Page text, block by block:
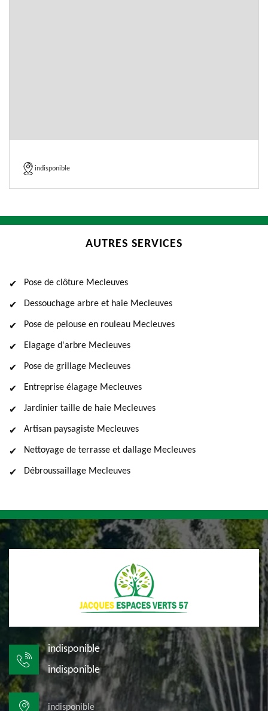
indisponible
AUTRES SERVICES
Pose de clôture Mecleuves
Dessouchage arbre et haie Mecleuves
Pose de pelouse en rouleau Mecleuves
Elagage d'arbre Mecleuves
Pose de grillage Mecleuves
Entreprise élagage Mecleuves
Jardinier taille de haie Mecleuves
Artisan paysagiste Mecleuves
Nettoyage de terrasse et dallage Mecleuves
Débroussaillage Mecleuves
indisponible
indisponible
indisponible